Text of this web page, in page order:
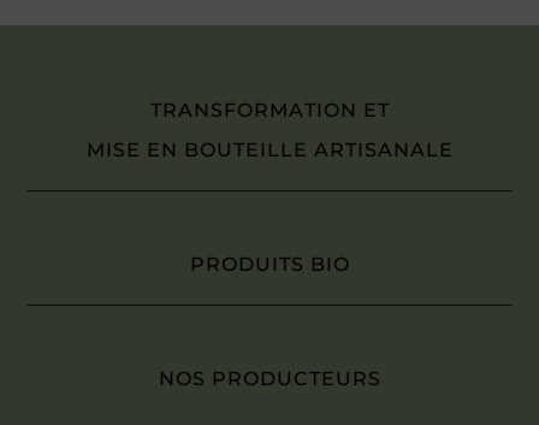
TRANSFORMATION ET
MISE EN BOUTEILLE ARTISANALE
PRODUITS BIO
NOS PRODUCTEURS